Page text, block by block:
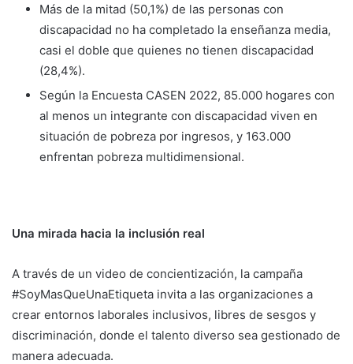
Más de la mitad (50,1%) de las personas con
discapacidad no ha completado la enseñanza media,
casi el doble que quienes no tienen discapacidad
(28,4%).
Según la Encuesta CASEN 2022, 85.000 hogares con
al menos un integrante con discapacidad viven en
situación de pobreza por ingresos, y 163.000
enfrentan pobreza multidimensional.
Una mirada hacia la inclusión real
A través de un video de concientización, la campaña
#SoyMasQueUnaEtiqueta invita a las organizaciones a
crear entornos laborales inclusivos, libres de sesgos y
discriminación, donde el talento diverso sea gestionado de
manera adecuada.